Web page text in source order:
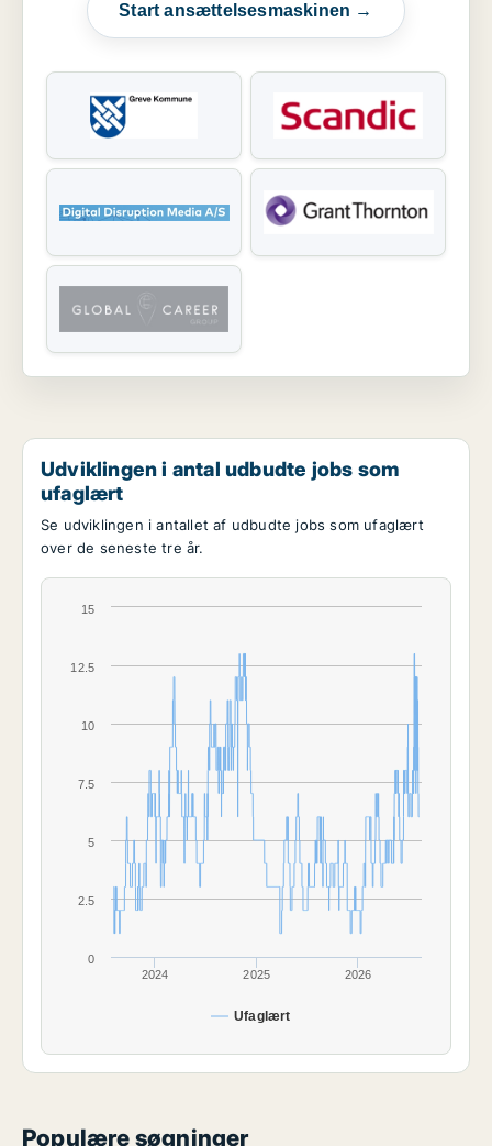
Start ansættelsesmaskinen →
Udviklingen i antal udbudte jobs som
ufaglært
Se udviklingen i antallet af udbudte jobs som ufaglært
over de seneste tre år.
Ufaglært
2024 2025 2026
0
2.5
5
7.5
10
12.5
15
Populære søgninger